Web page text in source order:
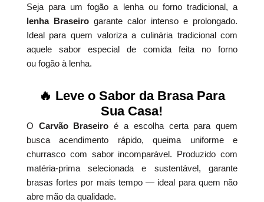
Seja para um fogão a lenha ou forno tradicional, a
lenha Braseirogarante calor intenso e prolongado.
Ideal para quem valoriza a culinária tradicional com
aquele sabor especial de comida feita no forno
ou fogão à lenha.
🔥 Leve o Sabor da Brasa Para
Sua Casa!
O Carvão Braseiro é a escolha certa para quem
busca acendimento rápido, queima uniforme e
churrasco com sabor incomparável. Produzido com
matéria-prima selecionada e sustentável, garante
brasas fortes por mais tempo — ideal para quem não
abre mão da qualidade.